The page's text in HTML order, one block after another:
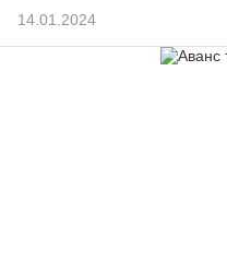
14.01.2024